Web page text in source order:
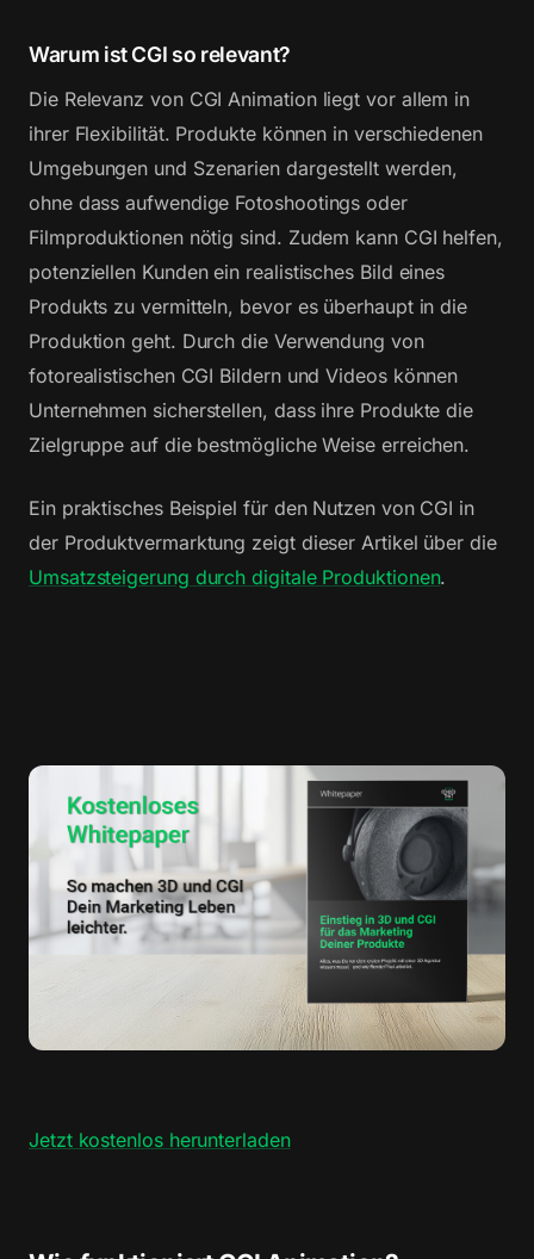
Warum ist CGI so relevant?
Die Relevanz von CGI Animation liegt vor allem in
ihrer Flexibilität. Produkte können in verschiedenen
Umgebungen und Szenarien dargestellt werden,
ohne dass aufwendige Fotoshootings oder
Filmproduktionen nötig sind. Zudem kann CGI helfen,
potenziellen Kunden ein realistisches Bild eines
Produkts zu vermitteln, bevor es überhaupt in die
Produktion geht. Durch die Verwendung von
fotorealistischen CGI Bildern und Videos können
Unternehmen sicherstellen, dass ihre Produkte die
Zielgruppe auf die bestmögliche Weise erreichen.
Ein praktisches Beispiel für den Nutzen von CGI in
der Produktvermarktung zeigt dieser Artikel über die
Umsatzsteigerung durch digitale Produktionen.
Jetzt kostenlos herunterladen